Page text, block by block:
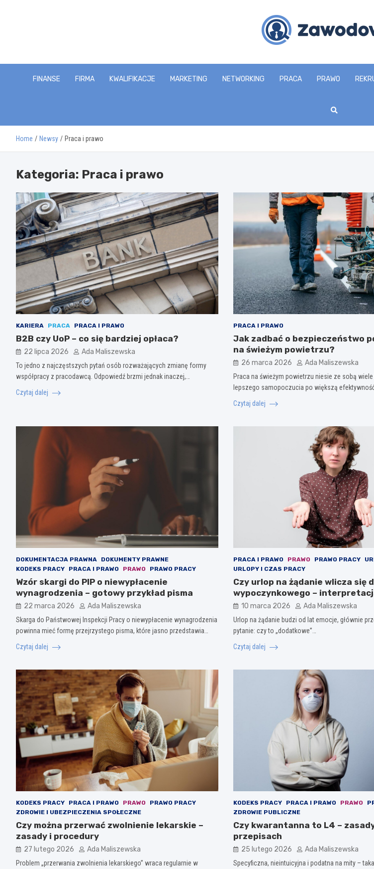
zawodowa.pl
FINANSE FIRMA KWALIFIKACJE MARKETING NETWORKING PRACA PRAWO
Home Newsy Praca i prawo
Kategoria: Praca i prawo
KARIERA PRACA PRACA I PRAWO
B2B czy UoP – co się bardziej opłaca?
22 lipca 2026 Ada Maliszewska
To jedno z najczęstszych pytań osób rozważających zmianę formy
współpracy z pracodawcą. Odpowiedź brzmi jednak inaczej,…
Czytaj dalej
PRACA I PRAWO
Jak zadbać o bezpieczeństwo
na świeżym powietrzu?
26 marca 2026 Ada Maliszewska
Praca na świeżym powietrzu niesie ze sobą
lepszego samopoczucia po większą
Czytaj dalej
DOKUMENTACJA PRAWNA
DOKUMENTY PRAWNE
KODEKS PRACY
PRACA I PRAWO PRAWO PRAWO PRACY
Wzór skargi do PIP o niewypłacenie
wynagrodzenia – gotowy przykład pisma
22 marca 2026 Ada Maliszewska
Skarga do Państwowej Inspekcji Pracy o niewypłacenie wynagrodzenia
powinna mieć formę przejrzystego pisma, które jasno przedstawia…
Czytaj dalej
PRACA I PRAWO PRAWO PRAWO PRACY
URLOPY I CZAS PRACY
Czy urlop na żądanie wlicza się
wypoczynkowego –
10 marca 2026 Ada Maliszewska
Urlop na żądanie budzi od lat emocje, głównie
pytanie: czy to „dodatkowe”…
Czytaj dalej
KODEKS PRACY PRACA I PRAWO PRAWO
PRAWO PRACY
ZDROWIE I UBEZPIECZENIA SPOŁECZNE
Czy można przerwać zwolnienie lekarskie –
zasady i procedury
27 lutego 2026 Ada Maliszewska
Problem „przerwania zwolnienia lekarskiego” wraca regularnie w
KODEKS PRACY PRACA I PRAWO PRAWO
ZDROWIE PUBLICZNE
Czy kwarantanna to L4 –
przepisach
25 lutego 2026 Ada Maliszewska
Specyficzna, nieintuicyjna i podatna na mity –